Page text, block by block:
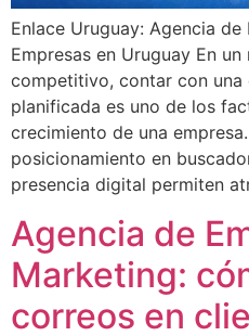
Enlace Uruguay: Agencia
Empresas en Uruguay En
competitivo, contar con
planificada es uno de los
crecimiento de una
posicionamiento en
presencia digital permiten
Agencia de
Marketing:
correos en